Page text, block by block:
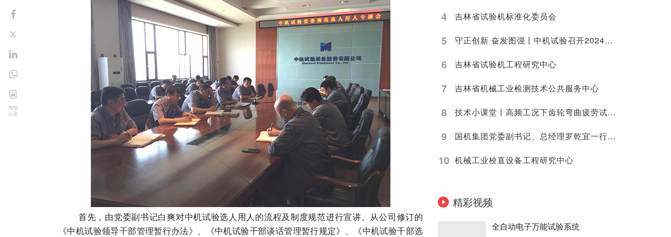
海报
分享
首先，由党委副书记白爽对中机试验选人用人的流程及制度规范进行宣讲。从公司修订的
《中机试验领导干部管理暂行办法》、《中机试验干部谈话管理暂行规定》、《中机试验干部选
4 吉林省试验机标准化委员会
5 守正创新 奋发图强丨中机试验召开2024年工作会议
6 吉林省试验机工程研究中心
7 吉林省机械工业检测技术公共服务中心
8 技术小课堂丨高频工况下齿轮弯曲疲劳试验技术研究
9 国机集团党委副书记、总经理罗乾宜一行 调研中机试验
10 机械工业校直设备工程研究中心
精彩视频
全自动电子万能试验系统